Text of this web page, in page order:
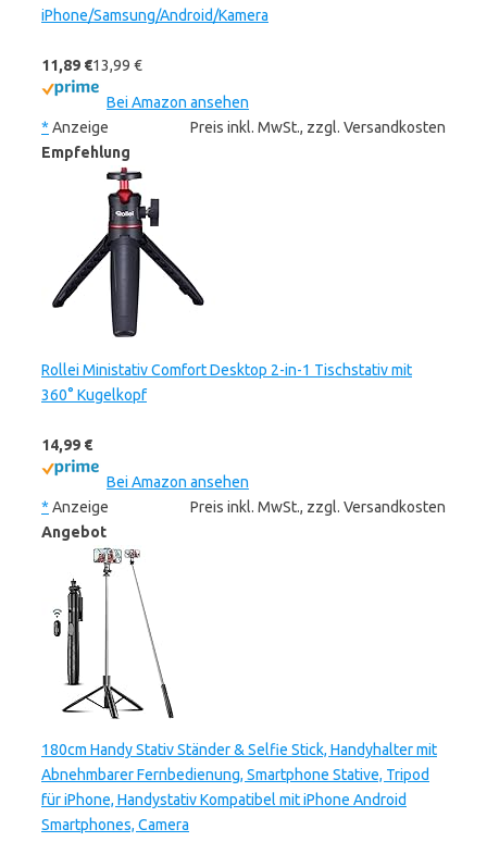
iPhone/Samsung/Android/Kamera
11,89 €13,99 €
Bei Amazon ansehen
* Anzeige
Preis inkl. MwSt., zzgl. Versandkosten
Empfehlung
Rollei Ministativ Comfort Desktop 2-in-1 Tischstativ mit
360° Kugelkopf
14,99 €
Bei Amazon ansehen
* Anzeige
Preis inkl. MwSt., zzgl. Versandkosten
Angebot
180cm Handy Stativ Ständer & Selfie Stick, Handyhalter mit
Abnehmbarer Fernbedienung, Smartphone Stative, Tripod
für iPhone, Handystativ Kompatibel mit iPhone Android
Smartphones, Camera